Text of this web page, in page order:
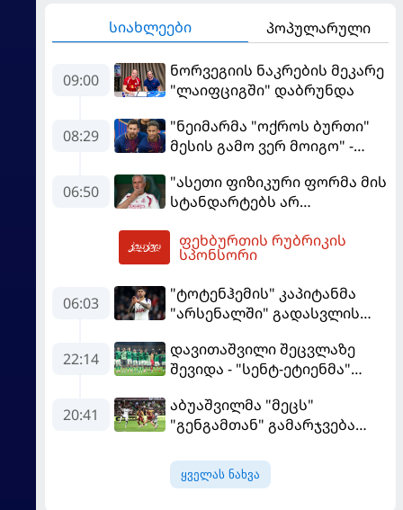
სიახლეები პოპულარული
09:00
ნორვეგიის ნაკრების მეკარე
"ლაიფციგში" დაბრუნდა
08:29
"ნეიმარმა "ოქროს ბურთი"
მესის გამო ვერ მოიგო" -
აგენტი
06:50
"ასეთი ფიზიკური ფორმა მის
სტანდარტებს არ
"რეალის" ახალწვეული
გააკრიტიკა
ფეხბურთის რუბრიკის
სპონსორი
06:03
"ტოტენჰემის" კაპიტანმა
"არსენალში" გადასვლის
22:14
დავითაშვილი შეცვლაზე
შევიდა - "სენტ-ეტიენმა"
20:41
აბუაშვილმა "მეცს"
"გენგამთან" გამარჯვება
ყველას ნახვა